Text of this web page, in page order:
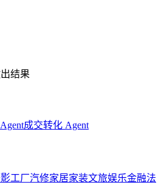
结果
成交转化 Agent
工厂汽修家居家装文旅娱乐金融法